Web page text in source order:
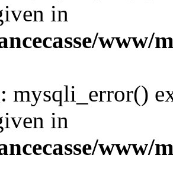
in
www/
: mysqli_error()
in
www/